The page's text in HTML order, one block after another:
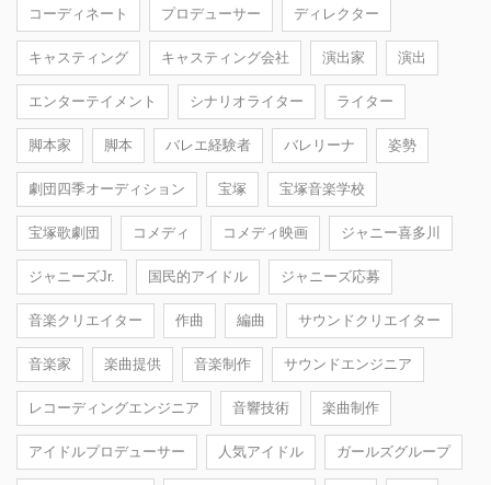
コーディネート プロデューサー ディレクター
キャスティング キャスティング会社 演出家 演出
エンターテイメント シナリオライター ライター
脚本家 脚本 バレエ経験者 バレリーナ 姿勢
劇団四季オーディション 宝塚 宝塚音楽学校
宝塚歌劇団 コメディ コメディ映画 ジャニー喜多川
ジャニーズJr. 国民的アイドル ジャニーズ応募
音楽クリエイター 作曲 編曲 サウンドクリエイター
音楽家 楽曲提供 音楽制作 サウンドエンジニア
レコーディングエンジニア 音響技術 楽曲制作
アイドルプロデューサー 人気アイドル ガールズグループ